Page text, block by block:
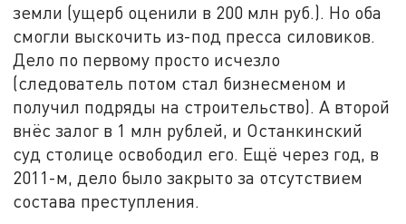
земли (ущерб оценили в 200 млн руб.). Но оба
смогли выскочить из-под пресса силовиков.
Дело по первому просто исчезло
(следователь потом стал бизнесменом и
получил подряды на строительство). А второй
внёс залог в 1 млн рублей, и Останкинский
суд столице освободил его. Ещё через год, в
2011-м, дело было закрыто за отсутствием
состава преступления.